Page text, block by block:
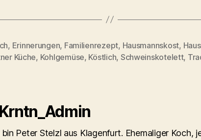
, Erinnerungen, Familienrezept, Hausmannskost,
Küche, Kohlgemüse, Köstlich, Schweinskotelett,
bin Peter Stelzl aus Klagenfurt. Ehemaliger Koch,